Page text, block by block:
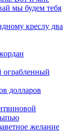
мы будем тебя
креслу два
ограбленный
долларов
желание